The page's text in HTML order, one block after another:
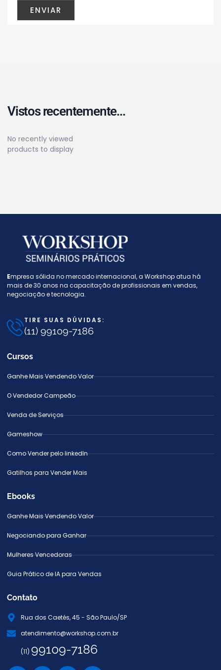
Vistos recentemente...
No recently viewed
products to display
Empresa sólida no mercado internacional, a Workshop atua há
mais de 30 anos na capacitação de profissionais em vendas,
negociação e tecnologia.
TIRE SUAS DÚVIDAS:
(11) 99109-7186
Cursos
Ganhe Mais Vendendo Valor
O Vendedor Campeão
Venda de Serviços
Gameshow
Como Vender pelo linkedIn
Gatilhos para Vender Mais
Ebooks
Ganhe Mais Vendendo Valor
Negociando para Ganhar
Mulheres Vencedoras
Guia Prático de IA para Vendas
Contato
Rua dos Caetés, 45 - São Paulo/SP
atendimento@workshop.com.br
(11) 99109-7186